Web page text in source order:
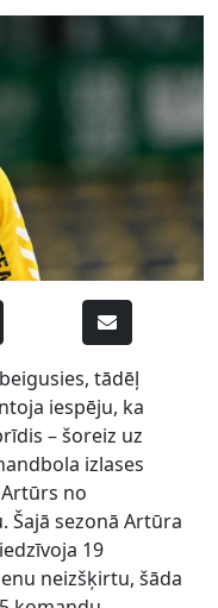
tādēļ
iespēju, ka
– šoreiz uz
izlases
no
Šajā sezonā Artūra
19
neizšķirtu, šāda